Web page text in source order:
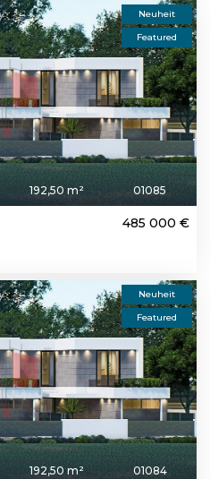
Neuheit
Featured
192,50 m² 01085
485 000 €
Neuheit
Featured
192,50 m² 01084